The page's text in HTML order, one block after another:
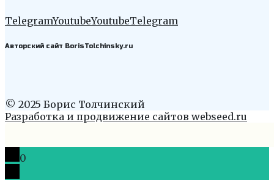
TelegramYoutubeYoutubeTelegram
Авторский сайт BorisTolchinsky.ru
© 2025 Борис Толчинский
Разработка и продвижение сайтов webseed.ru
0